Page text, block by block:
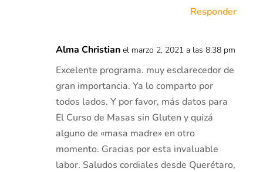
Responder
Alma Christian el marzo 2, 2021 a las 8:38 pm
Excelente programa. muy esclarecedor de
gran importancia. Ya lo comparto por
todos lados. Y por favor, más datos para
El Curso de Masas sin Gluten y quizá
alguno de «masa madre» en otro
momento. Gracias por esta invaluable
labor. Saludos cordiales desde Querétaro,